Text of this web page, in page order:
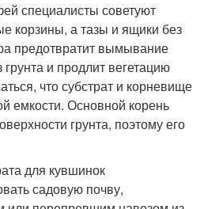
специалисты советуют
корзины, а тазы и ящики без
предотвратит вымывание
и продлит вегетацию
что субстрат и корневище
емкости. Основной корень
грунта, поэтому его
для кувшинок
садовую почву,